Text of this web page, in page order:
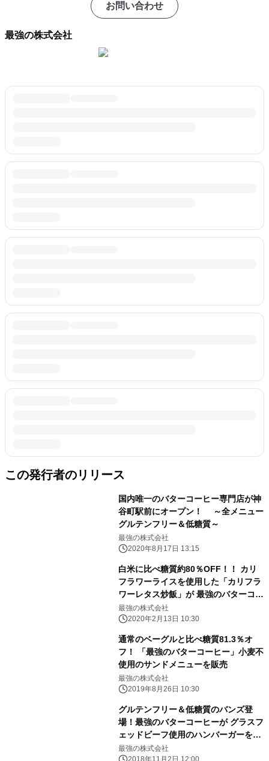
お問い合わせ
最強の株式会社
この発行者のリリース
国内唯一のバターコーヒー専門店が神
谷町駅前にオープン！ ～全メニュー
グルテンフリー＆低糖質～
最強の株式会社
2020年8月17日 13:15
白米に比べ糖質約80％OFF！！ カリ
フラワーライスを使用した「カリフラ
ワーレタス炒飯」が 最強のバターコー
ヒー池袋店に登場！
最強の株式会社
2020年2月13日 10:30
通常のベーグルと比べ糖質81.3％オ
フ！ 「最強のバターコーヒー」小麦不
使用のサンドメニューを販売
最強の株式会社
2019年8月26日 10:30
グルテンフリー＆低糖質のバンズ登
場！最強のバターコーヒーが グラスフ
ェッドビーフ使用のハンバーガーを
11/5に限定販売
最強の株式会社
2018年11月2日 12:00